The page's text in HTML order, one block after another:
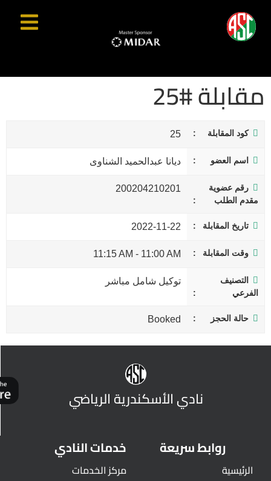
مقابلة #25
كود المقابلة 25
اسم العضو ديانا عبدالحميد الشناوى
رقم عضوية
مقدم الطلب
200204210201
تاريخ المقابلة 2022-11-22
وقت المقابلة 11:00 AM
-
11:15 AM
التصنيف
الفرعي
توكيل شامل مباشر
حالة الحجز Booked
نادي الأسكندرية الرياضي
روابط سريعة
الرئيسية
خدمات النادي
مركز الخدمات